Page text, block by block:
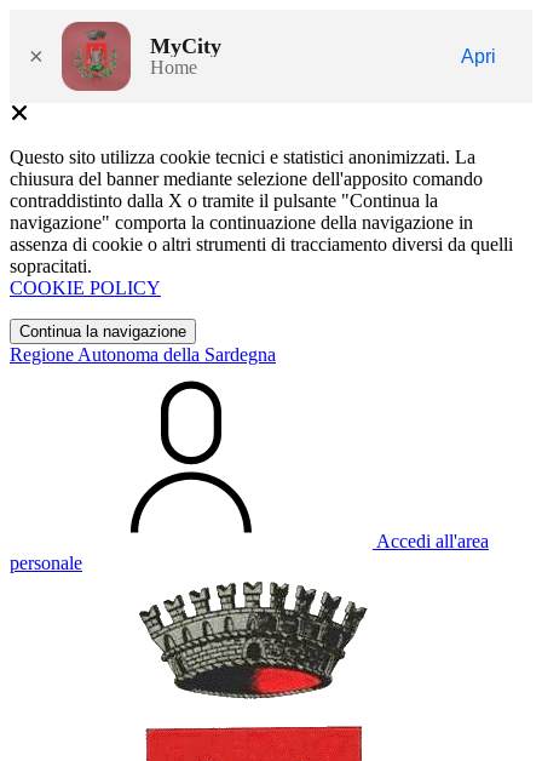
× MyCity
Home
Apri
Questo sito utilizza cookie tecnici e statistici anonimizzati. La
chiusura del banner mediante selezione dell'apposito comando
contraddistinto dalla X o tramite il pulsante "Continua la
navigazione" comporta la continuazione della navigazione in
assenza di cookie o altri strumenti di tracciamento diversi da quelli
sopracitati.
COOKIE POLICY
Continua la navigazione
Regione Autonoma della Sardegna
Accedi all'area
personale